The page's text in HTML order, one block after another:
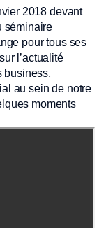
2018 devant
séminaire
pour tous ses
l’actualité
business,
au sein de notre
moments